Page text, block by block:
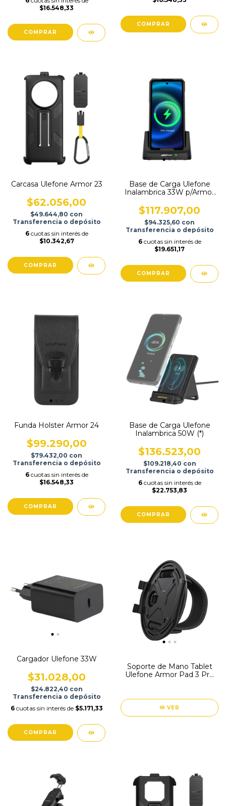
$16.548,33
COMPRAR
Carcasa Ulefone Armor 23
$62.056,00
$49.644,80 con
Transferencia o depósito
6 cuotas sin interés de
$10.342,67
Base de Carga Ulefone
Inalambrica 33W p/Armor
$117.907,00
$94.325,60 con
Transferencia o depósito
6 cuotas sin interés de
$19.651,17
Funda Holster Armor 24
$99.290,00
$79.432,00 con
Transferencia o depósito
6 cuotas sin interés de
$16.548,33
COMPRAR
Base de Carga Ulefone
Inalambrica 50W (*)
$136.523,00
$109.218,40 con
Transferencia o depósito
6 cuotas sin interés de
$22.753,83
Cargador Ulefone 33W
$31.028,00
$24.822,40 con
Transferencia o depósito
6 cuotas sin interés de $5.171,33
Soporte de Mano Tablet
Ulefone Armor Pad 3 Pro
VER